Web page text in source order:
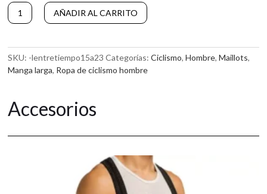
Maillot
de
de
manga
larga
AÑADIR AL CARRITO
e
r
n
e
SKU: -lentretiempo15a23 Categorías:Ciclismo,Hombre,Maillots,
Manga larga, Ropa de ciclismo hombre
Accesorios